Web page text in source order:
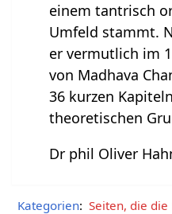
einem tantrisch
Umfeld stammt.
er vermutlich im
von Madhava
36 kurzen
theoretischen
Dr phil Oliver
Kategorien: Seiten, die die